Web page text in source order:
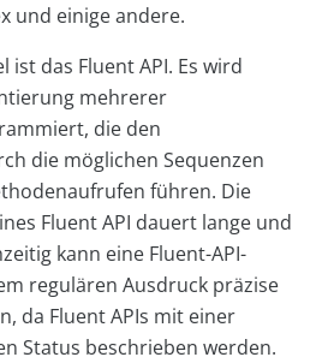
und einige andere.
ist das Fluent API. Es wird
mehrerer
die den
die möglichen Sequenzen
führen. Die
Fluent API dauert lange und
kann eine Fluent-API-
regulären Ausdruck präzise
da Fluent APIs mit einer
Status beschrieben werden.